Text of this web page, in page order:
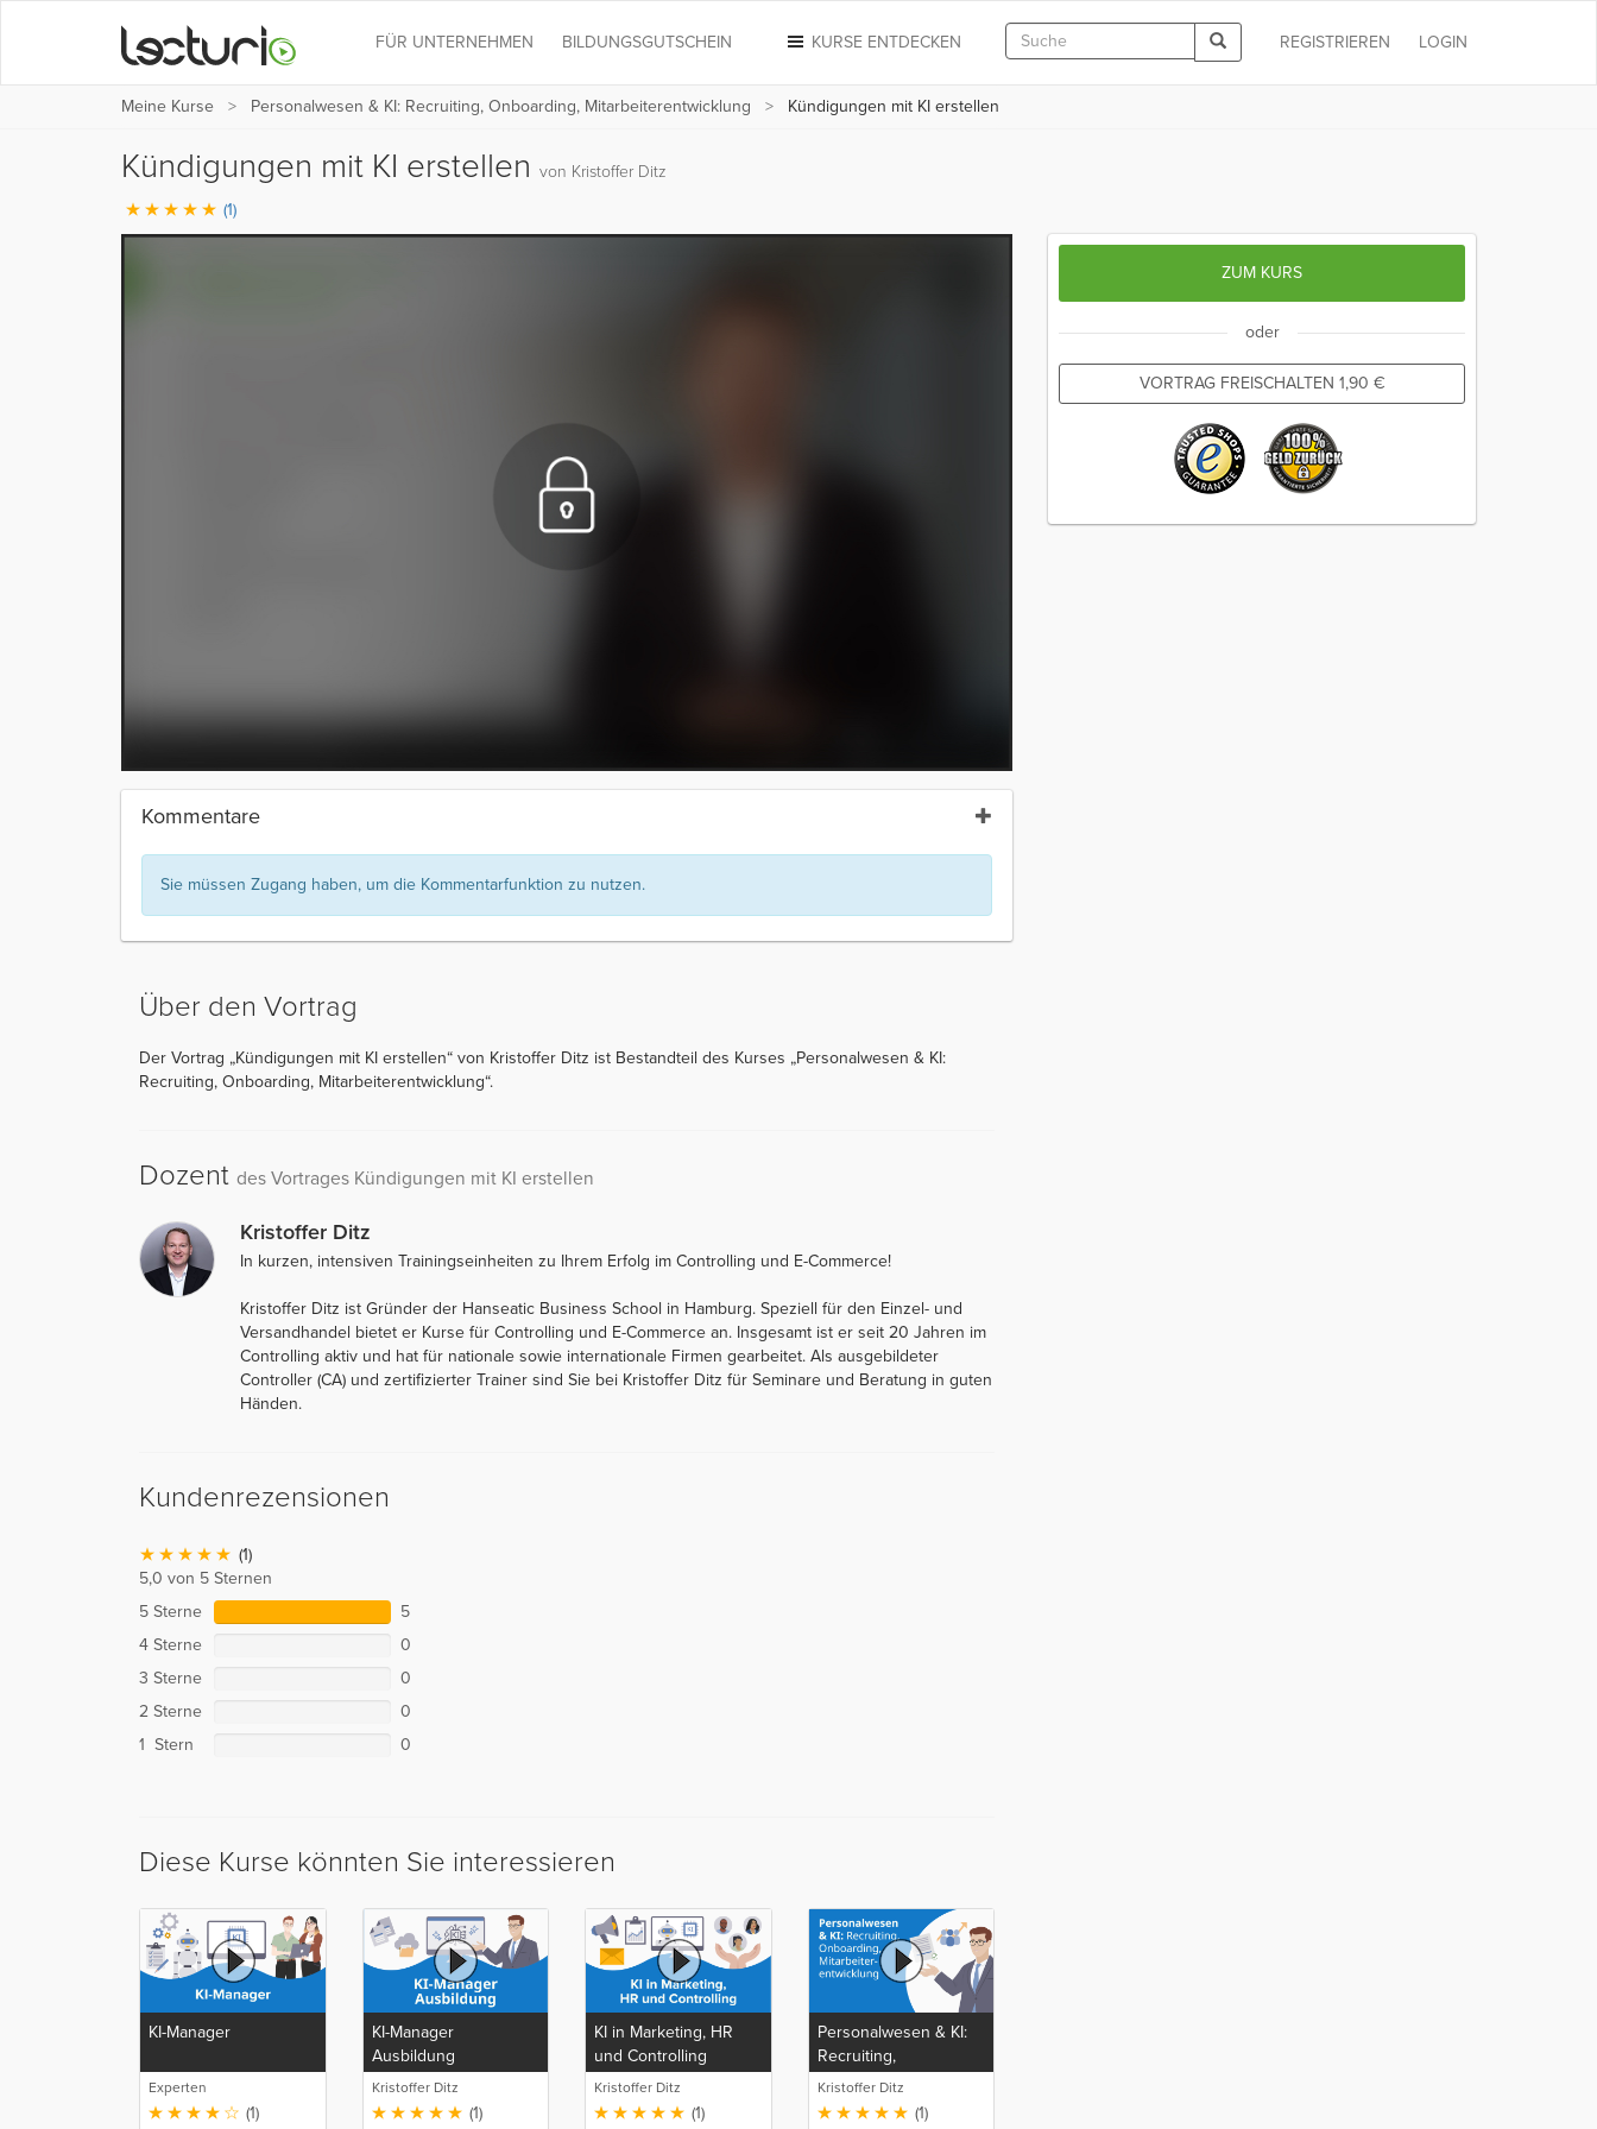
LOGIN
REGISTRIEREN
KURSE ENTDECKEN
FÜR UNTERNEHMEN BILDUNGSGUTSCHEIN
Meine Kurse Personalwesen & KI: Recruiting, Onboarding, Mitarbeiterentwicklung Kündigungen mit KI erstellen
Kündigungen mit KI erstellen von Kristoffer Ditz
(1)
Kommentare
Sie müssen Zugang haben, um die Kommentarfunktion zu nutzen.
Über den Vortrag
Der Vortrag „Kündigungen mit KI erstellen“ von Kristoffer Ditz ist Bestandteil des Kurses „Personalwesen & KI:
Recruiting, Onboarding, Mitarbeiterentwicklung“.
Dozent des Vortrages Kündigungen mit KI erstellen
Kristoffer Ditz
In kurzen, intensiven Trainingseinheiten zu Ihrem Erfolg im Controlling und E-Commerce!
Kristoffer Ditz ist Gründer der Hanseatic Business School in Hamburg. Speziell für den Einzel- und
Versandhandel bietet er Kurse für Controlling und E-Commerce an. Insgesamt ist er seit 20 Jahren im
Controlling aktiv und hat für nationale sowie internationale Firmen gearbeitet. Als ausgebildeter
Controller (CA) und zertifizierter Trainer sind Sie bei Kristoffer Ditz für Seminare und Beratung in guten
Händen.
Kundenrezensionen
(1)
5,0 von 5 Sternen
5 Sterne
5
4 Sterne
0
3 Sterne
0
2 Sterne
0
1 Stern
0
Diese Kurse könnten Sie interessieren
KI-Manager
Experten
(1)
KI-Manager
Ausbildung
Kristoffer Ditz
(1)
KI in Marketing, HR
und Controlling
Kristoffer Ditz
(1)
Personalwesen & KI:
Recruiting,
Onboarding,
Mitarbeiterentwicklung
Kristoffer Ditz
(1)
ZUM KURS
oder
VORTRAG FREISCHALTEN 1,90 €